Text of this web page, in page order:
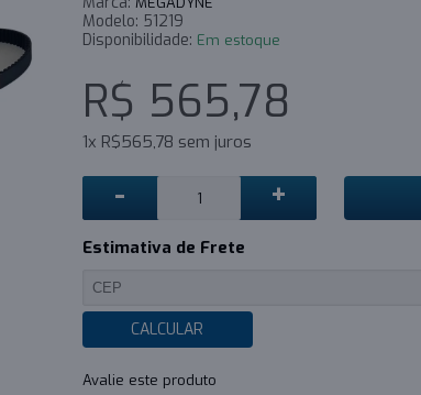
Modelo: 51219
Disponibilidade: Em estoque
R$ 565,78
1x R$565,78 sem juros
- +
Estimativa de Frete
CALCULAR